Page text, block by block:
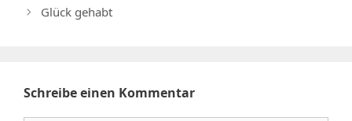
Glück gehabt
Schreibe einen Kommentar